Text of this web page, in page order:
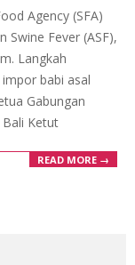
Agency (SFA)
Swine Fever (ASF),
Langkah
babi asal
Gabungan
Bali Ketut
READ MORE →